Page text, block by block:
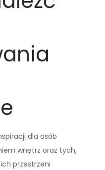
dla osób
wnętrz oraz tych,
przestrzeni